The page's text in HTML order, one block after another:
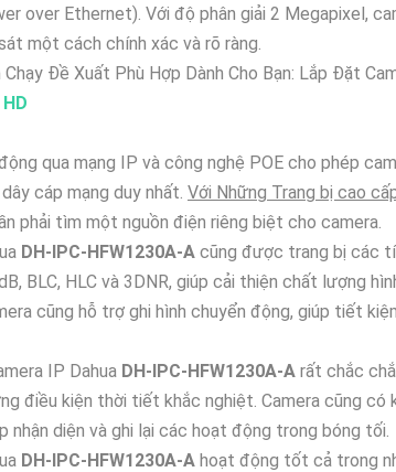
over Ethernet). Với độ phân giải 2 Megapixel,
một cách chính xác và rõ ràng.
Chạy Đề Xuất Phù Hợp Dành Cho Bạn: Lắp Đặt
qua mạng IP và công nghệ POE cho phép
cáp mạng duy nhất. Với Những Trang bị cao
phải tìm một nguồn điện riêng biệt cho camera.
DH-IPC-HFW1230A-A cũng được trang bị các
BLC, HLC và 3DNR, giúp cải thiện chất lượng
cũng hỗ trợ ghi hình chuyển động, giúp tiết
IP Dahua DH-IPC-HFW1230A-A rất chắc
điều kiện thời tiết khắc nghiệt. Camera cũng có
nhận diện và ghi lại các hoạt động trong bóng tối.
DH-IPC-HFW1230A-A hoạt động tốt cả trong